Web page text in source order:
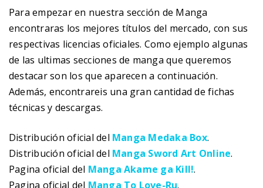
Para empezar en nuestra sección de Manga
encontraras los mejores títulos del mercado, con sus
respectivas licencias oficiales. Como ejemplo algunas
de las ultimas secciones de manga que queremos
destacar son los que aparecen a continuación.
Además, encontrareis una gran cantidad de fichas
técnicas y descargas.
Distribución oficial del Manga Medaka Box.
Distribución oficial del Manga Sword Art Online.
Pagina oficial del Manga Akame ga Kill!.
Pagina oficial del Manga To Love-Ru.